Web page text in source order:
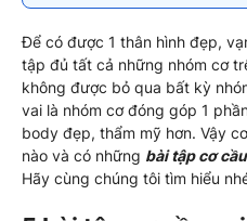
Để có được 1 thân hình đẹp,
tập đủ tất cả những nhóm cơ
không được bỏ qua bất kỳ
vai là nhóm cơ đóng góp 1
body đẹp, thẩm mỹ hơn. Vậy
nào và có những bài tập cơ
Hãy cùng chúng tôi tìm hiểu